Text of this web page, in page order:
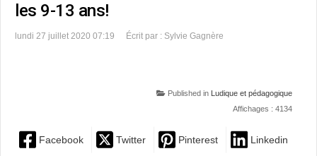
les 9-13 ans!
lundi 27 juillet 2020 07:19 Écrit par : Sylvie Gagnère
Published in
Ludique et pédagogique
Affichages : 4134
Facebook Twitter Pinterest Linkedin